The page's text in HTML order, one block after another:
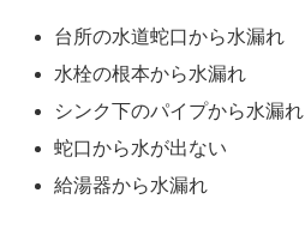
台所の水道蛇口から水漏れ
水栓の根本から水漏れ
シンク下のパイプから水漏れ
蛇口から水が出ない
給湯器から水漏れ